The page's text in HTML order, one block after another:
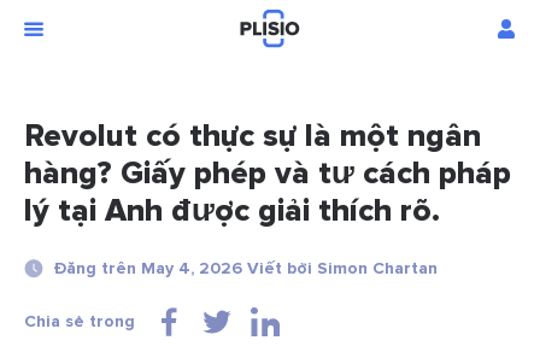
Revolut có thực sự là một ngân
hàng? Giấy phép và tư cách pháp
lý tại Anh được giải thích rõ.
Đăng trên May 4, 2026 Viết bởi Simon Chartan
Chia sẻ trong